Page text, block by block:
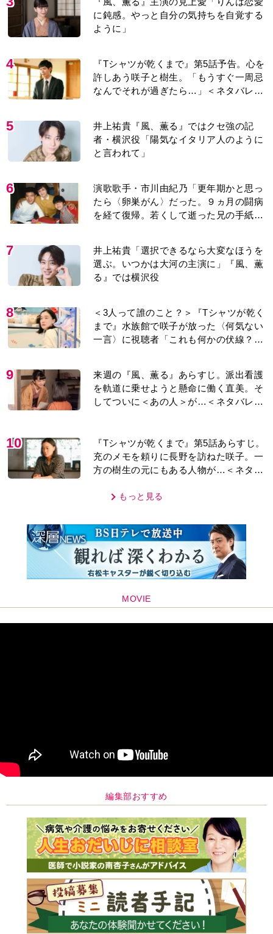
に鈍感。やっと自分の気持ちを自覚する
ように」
4
『Tシャツが乾くまで』第5話予告。心を
許しあう咲子と樹生。「もうすぐ一周忌
なんでそれが過ぎたら…」＜ネタバレあ
5
井上祐貴『風、薫る』ではクセ強の記
者・横沢役「陽気なイタリア人のように
と言われて」
6
演歌歌手・市川由紀乃「更年期かと思っ
たら〈卵巣がん〉だった。９ヵ月の闘病
を経て復帰。若くして逝った兄の手紙を
7
井上祐貴「選択できるなら大変なほうを
選ぶ。いつかは大河の主演に」『風、薫
る』では横沢役
8
＜3人って誰のこと？＞『Tシャツが乾く
まで』水族館で咲子が放った〈何気ない
一言〉に視聴者「これも何かの伏線？」
9
来週の『風、薫る』あらすじ。派出看護
を軌道に乗せようと懸命に働く直美。そ
してついに＜あの人＞が…＜ネタバレあ
10
『Tシャツが乾くまで』第5話あらすじ。
充のメモを頼りに長野を訪ねた咲子。一
方の樹生の元にもある人物が…＜ネタバ
もっと見る
MOVIE
編集部おすすめ